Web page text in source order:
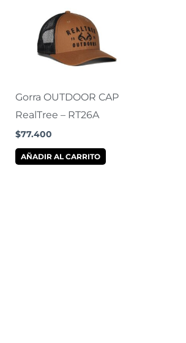
Gorra OUTDOOR CAP
RealTree – RT26A
$77.400
AÑADIR AL CARRITO